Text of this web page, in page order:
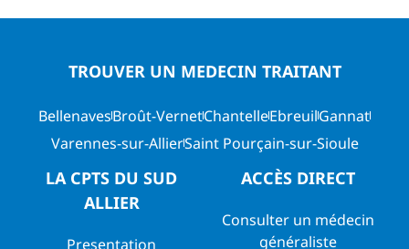
TROUVER UN MEDECIN TRAITANT
BellenavesBroût-VernetChantelleEbreuilGannat
Varennes-sur-AllierSaint Pourçain-sur-Sioule
LA CPTS DU SUD
ALLIER
Presentation
ACCÈS DIRECT
Consulter un médecin
généraliste